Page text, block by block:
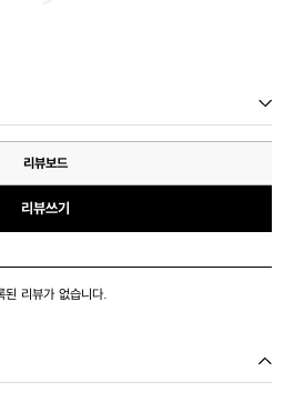
리뷰보드
리뷰쓰기
된 리뷰가 없습니다.